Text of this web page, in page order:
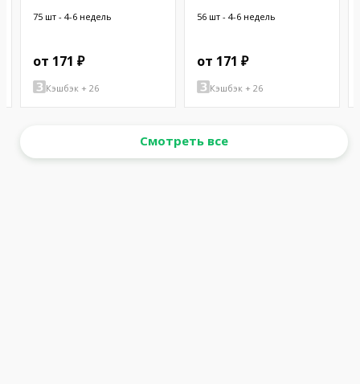
75 шт - 4-6 недель
от 171 ₽
Кэшбэк + 26
56 шт - 4-6 недель
от 171 ₽
Кэшбэк + 26
Смотреть все